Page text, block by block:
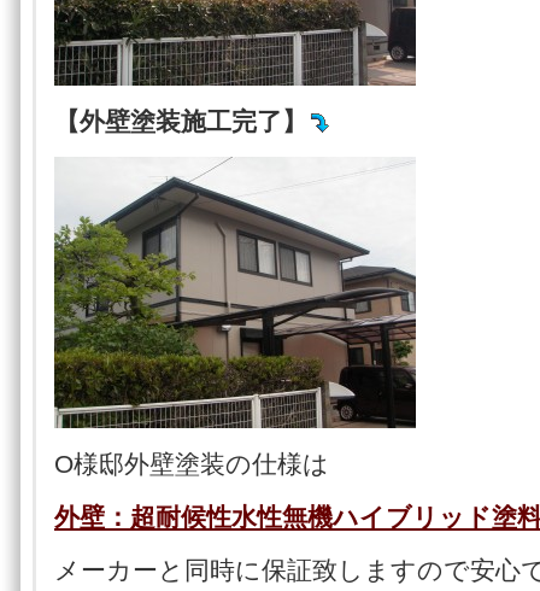
【外壁塗装施工完了】
O様邸外壁塗装の仕様は
外壁：超耐候性水性無機ハイブリッド塗
メーカーと同時に保証致しますので安心